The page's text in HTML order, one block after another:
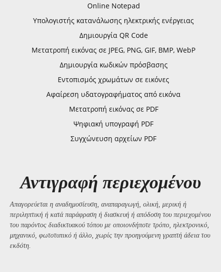
Online Notepad
Υπολογιστής κατανάλωσης ηλεκτρικής ενέργειας
Δημιουργία QR Code
Μετατροπή εικόνας σε JPEG, PNG, GIF, BMP, WebP
Δημιουργία κωδικών πρόσβασης
Εντοπισμός χρωμάτων σε εικόνες
Αφαίρεση υδατογραφήματος από εικόνα
Μετατροπή εικόνας σε PDF
Ψηφιακή υπογραφή PDF
Συγχώνευση αρχείων PDF
Αντιγραφή περιεχομένου
Απαγορεύεται η αναδημοσίευση, αναπαραγωγή, ολική, μερική ή
περιληπτική ή κατά παράφραση ή διασκευή ή απόδοση του περιεχομένου
του παρόντος διαδικτυακού τόπου με οποιονδήποτε τρόπο, ηλεκτρονικό,
μηχανικό, φωτοτυπικό ή άλλο, χωρίς την προηγούμενη γραπτή άδεια του
εκδότη.